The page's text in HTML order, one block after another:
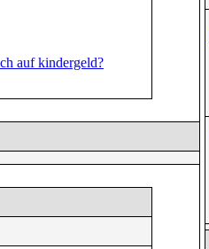
auf kindergeld?